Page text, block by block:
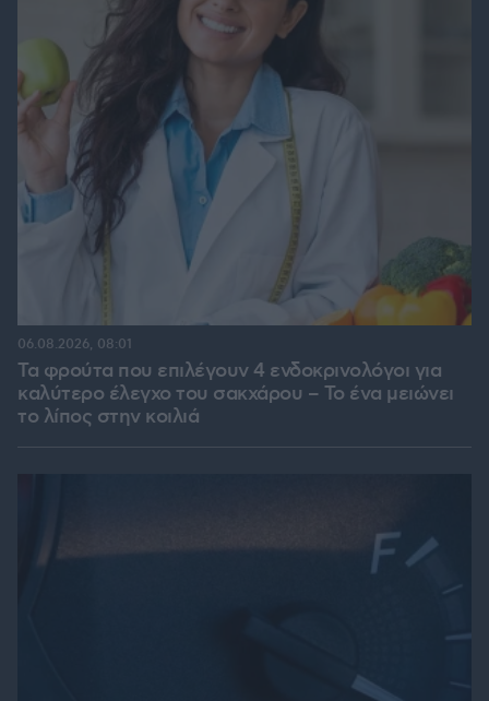
Τα φρούτα που επιλέγουν 4 ενδοκρινολόγοι για
καλύτερο έλεγχο του σακχάρου – Το ένα μειώνει
το λίπος στην κοιλιά
06.08.2026, 08:01